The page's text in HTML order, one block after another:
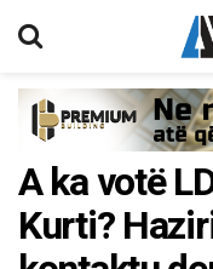
A ka votë
Kurti?